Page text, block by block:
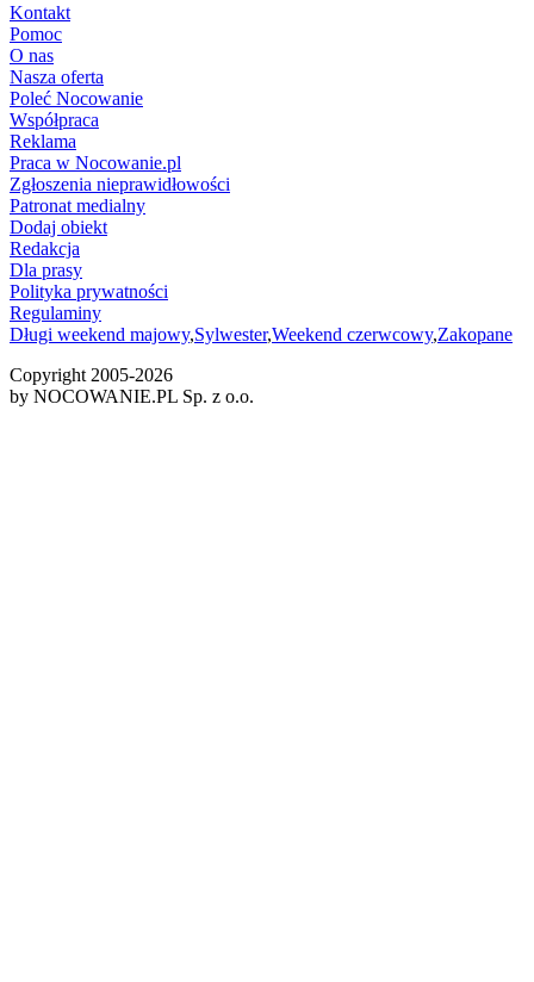
Kontakt
Pomoc
O nas
Nasza oferta
Poleć Nocowanie
Współpraca
Reklama
Praca w Nocowanie.pl
Zgłoszenia nieprawidłowości
Patronat medialny
Dodaj obiekt
Redakcja
Dla prasy
Polityka prywatności
Regulaminy
Długi weekend majowy,Sylwester,Weekend czerwcowy,Zakopane
Copyright 2005-2026
by NOCOWANIE.PL Sp. z o.o.